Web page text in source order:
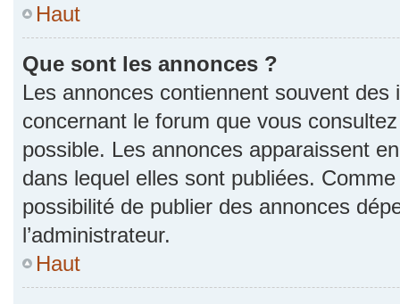
Haut
Que sont les annonces ?
Les annonces contiennent souvent
concernant le forum que vous
possible. Les annonces apparaissent
dans lequel elles sont publiées.
possibilité de publier des annonces
l’administrateur.
Haut